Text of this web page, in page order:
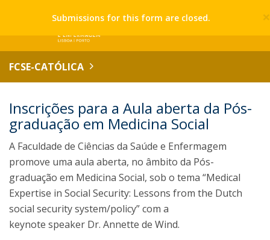
×
Submissions for this form are closed.
FCSE-CATÓLICA
Inscrições para a Aula aberta da Pós-
graduação em Medicina Social
A Faculdade de Ciências da Saúde e Enfermagem
promove uma aula aberta, no âmbito da Pós-
graduação em Medicina Social, sob o tema “Medical
Expertise in Social Security: Lessons from the Dutch
social security system/policy” com a
keynote speaker Dr. Annette de Wind.